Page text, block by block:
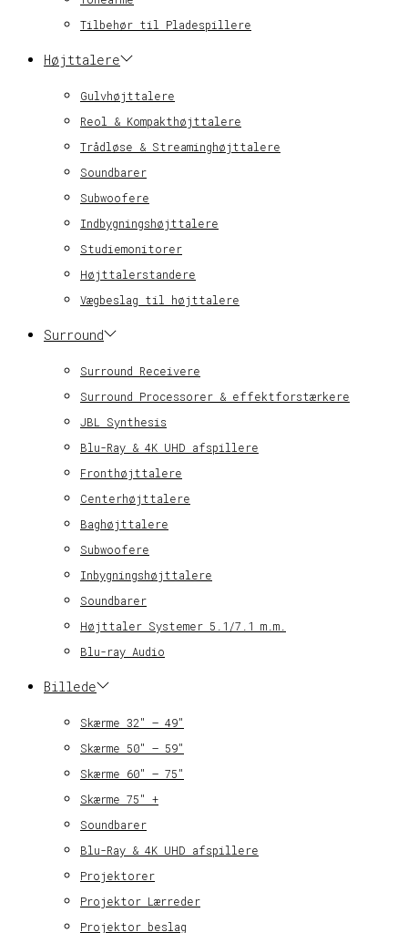
Tilbehør til Pladespillere
Højttalere
Gulvhøjttalere
Reol & Kompakthøjttalere
Trådløse & Streaminghøjttalere
Soundbarer
Subwoofere
Indbygningshøjttalere
Studiemonitorer
Højttalerstandere
Vægbeslag til højttalere
Surround
Surround Receivere
Surround Processorer & effektforstærkere
JBL Synthesis
Blu-Ray & 4K UHD afspillere
Fronthøjttalere
Centerhøjttalere
Baghøjttalere
Subwoofere
Inbygningshøjttalere
Soundbarer
Højttaler Systemer 5.1/7.1 m.m.
Blu-ray Audio
Billede
Skærme 32″ – 49″
Skærme 50″ – 59″
Skærme 60″ – 75″
Skærme 75″ +
Soundbarer
Blu-Ray & 4K UHD afspillere
Projektorer
Projektor Lærreder
Projektor beslag